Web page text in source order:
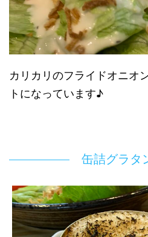
カリカリのフライドオニオ
トになっています♪
缶詰グラタ